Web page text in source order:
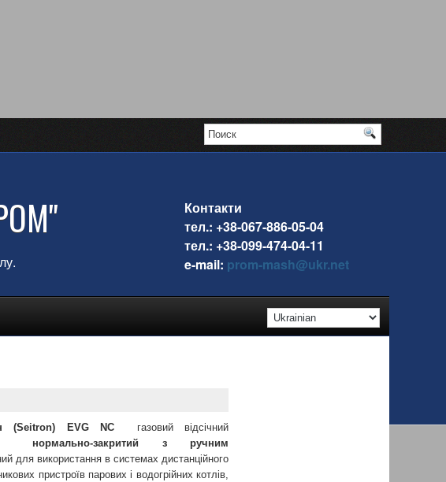
Контакти
тел.: +38-067-886-05-04
тел.: +38-099-474-04-11
e-mail: prom-mash@ukr.net
(Seitron) EVG NCгазовий відсічний
нормально-закритий з ручним
для використання в системах дистанційного
пристроїв парових і водогрійних котлів,